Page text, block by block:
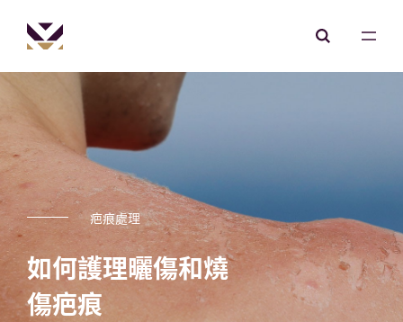
疤痕處理
如何護理曬傷和燒
傷疤痕